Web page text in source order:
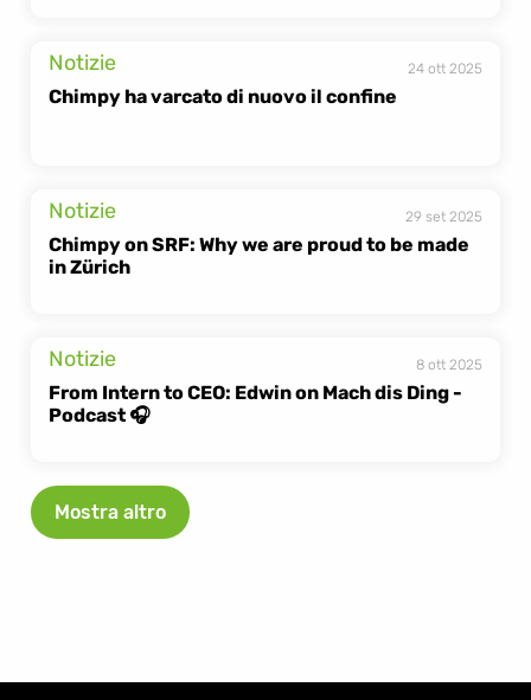
Notizie 24 ott 2025
Chimpy ha varcato di nuovo il confine
Notizie 29 set 2025
Chimpy on SRF: Why we are proud to be made
in Zürich
Notizie 8 ott 2025
From Intern to CEO: Edwin on Mach dis Ding -
Podcast 🎧
Mostra altro